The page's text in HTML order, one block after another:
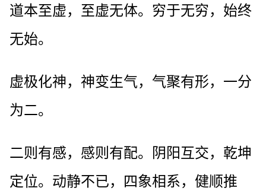
道本至虚，至虚无体。穷于无穷，始终
无始。
虚极化神，神变生气，气聚有形，一分
为二。
二则有感，感则有配。阴阳互交，乾坤
定位。动静不已，四象相系，健顺推